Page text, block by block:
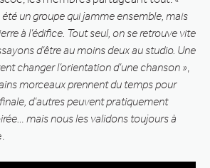
un groupe qui jamme ensemble, mais
à l’édifice. Tout seul, on se retrouve vite
d’être au moins deux au studio. Une
changer l’orientation d’une chanson »
morceaux prennent du temps pour
d’autres peuvent pratiquement
mais nous les validons toujours à